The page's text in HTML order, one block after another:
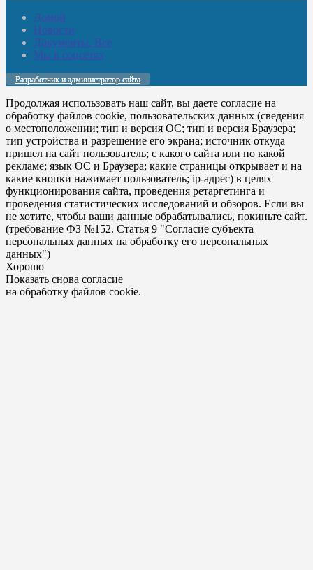
Домой
Новости
Документы. Все
Мы в соцсетях
Разработчик и администратор сайта
Продолжая использовать наш сайт, вы даете согласие на
обработку файлов cookie, пользовательских данных (сведения
о местоположении; тип и версия ОС; тип и версия Браузера;
тип устройства и разрешение его экрана; источник откуда
пришел на сайт пользователь; с какого сайта или по какой
рекламе; язык ОС и Браузера; какие страницы открывает и на
какие кнопки нажимает пользователь; ip-адрес) в целях
функционирования сайта, проведения ретаргетинга и
проведения статистических исследований и обзоров. Если вы
не хотите, чтобы ваши данные обрабатывались, покиньте сайт.
(требование ФЗ №152. Статья 9 "Согласие субъекта
персональных данных на обработку его персональных
данных")
Хорошо
Показать снова согласие
на обработку файлов cookie.